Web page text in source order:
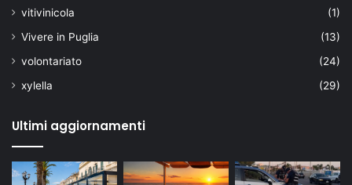
vitivinicola
(1)
Vivere in Puglia
(13)
volontariato
(24)
xylella
(29)
Ultimi aggiornamenti